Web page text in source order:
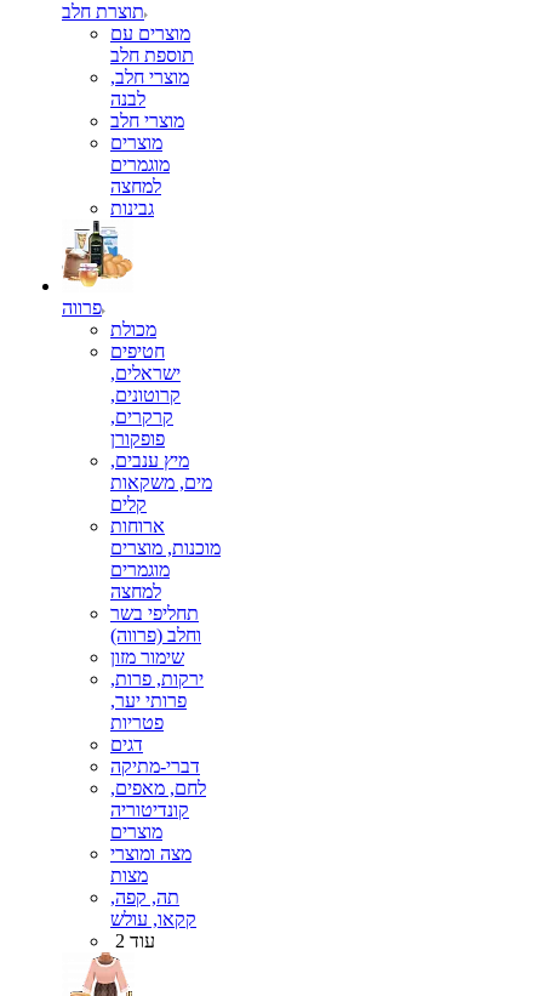
תוצרת חלב
מוצרים עם
תוספת חלב
מוצרי חלב,
לבנה
מוצרי חלב
מוצרים
מוגמרים
למחצה
גבינות
פרווה
מכולת
חטיפים
ישראלים,
קרוטונים,
קרקרים,
פופקורן
מיץ ענבים,
מים, משקאות
קלים
ארוחות
מוכנות, מוצרים
מוגמרים
למחצה
תחליפי בשר
וחלב (פרווה)
שימור מזון
ירקות, פרות,
פרותי יער,
פטריות
דגים
דברי-מתיקה
לחם, מאפים,
קונדיטוריה
מוצרים
מצה ומוצרי
מצות
תה, קפה,
קקאו, עולש
עוד 2